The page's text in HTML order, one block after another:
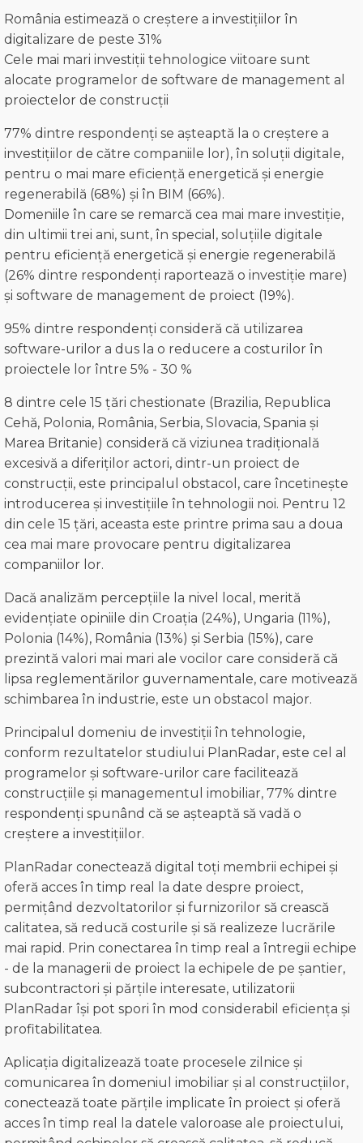
România estimează o creștere a investițiilor în
digitalizare de peste 31%
Cele mai mari investiții tehnologice viitoare sunt
alocate programelor de software de management al
proiectelor de construcții
77% dintre respondenți se așteaptă la o creștere a
investițiilor de către companiile lor), în soluții digitale,
pentru o mai mare eficiență energetică și energie
regenerabilă (68%) și în BIM (66%).
Domeniile în care se remarcă cea mai mare investiție,
din ultimii trei ani, sunt, în special, soluțiile digitale
pentru eficiență energetică și energie regenerabilă
(26% dintre respondenți raportează o investiție mare)
și software de management de proiect (19%).
95% dintre respondenți consideră că utilizarea
software-urilor a dus la o reducere a costurilor în
proiectele lor între 5% - 30 %
8 dintre cele 15 țări chestionate (Brazilia, Republica
Cehă, Polonia, România, Serbia, Slovacia, Spania și
Marea Britanie) consideră că viziunea tradițională
excesivă a diferiților actori, dintr-un proiect de
construcții, este principalul obstacol, care încetinește
introducerea și investițiile în tehnologii noi. Pentru 12
din cele 15 țări, aceasta este printre prima sau a doua
cea mai mare provocare pentru digitalizarea
companiilor lor.
Dacă analizăm percepțiile la nivel local, merită
evidențiate opiniile din Croația (24%), Ungaria (11%),
Polonia (14%), România (13%) și Serbia (15%), care
prezintă valori mai mari ale vocilor care consideră că
lipsa reglementărilor guvernamentale, care motivează
schimbarea în industrie, este un obstacol major.
Principalul domeniu de investiții în tehnologie,
conform rezultatelor studiului PlanRadar, este cel al
programelor și software-urilor care facilitează
construcțiile și managementul imobiliar, 77% dintre
respondenți spunând că se așteaptă să vadă o
creștere a investițiilor.
PlanRadar conectează digital toți membrii echipei și
oferă acces în timp real la date despre proiect,
permițând dezvoltatorilor și furnizorilor să crească
calitatea, să reducă costurile și să realizeze lucrările
mai rapid. Prin conectarea în timp real a întregii echipe
- de la managerii de proiect la echipele de pe șantier,
subcontractori și părțile interesate, utilizatorii
PlanRadar își pot spori în mod considerabil eficiența și
profitabilitatea.
Aplicația digitalizează toate procesele zilnice și
comunicarea în domeniul imobiliar și al construcțiilor,
conectează toate părțile implicate în proiect și oferă
acces în timp real la datele valoroase ale proiectului,